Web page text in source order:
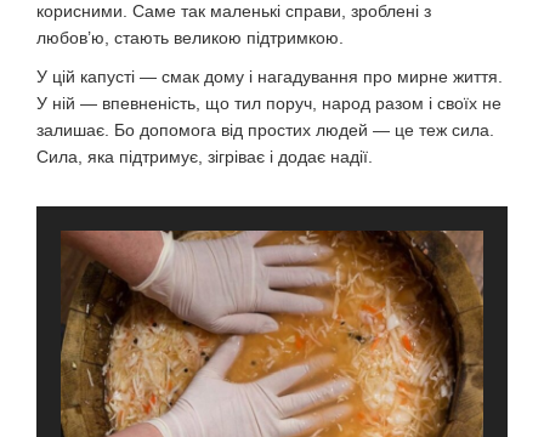
корисними. Саме так маленькі справи, зроблені з
любов’ю, стають великою підтримкою.
У цій капусті — смак дому і нагадування про мирне життя.
У ній — впевненість, що тил поруч, народ разом і своїх не
залишає. Бо допомога від простих людей — це теж сила.
Сила, яка підтримує, зігріває і додає надії.